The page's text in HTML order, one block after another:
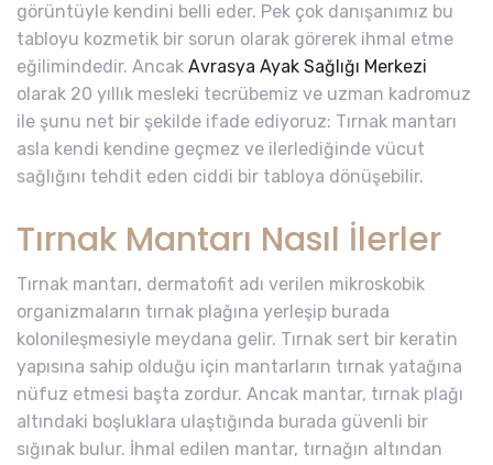
görüntüyle kendini belli eder. Pek çok danışanımız bu
tabloyu kozmetik bir sorun olarak görerek ihmal etme
eğilimindedir. Ancak Avrasya Ayak Sağlığı Merkezi
olarak 20 yıllık mesleki tecrübemiz ve uzman kadromuz
ile şunu net bir şekilde ifade ediyoruz: Tırnak mantarı
asla kendi kendine geçmez ve ilerlediğinde vücut
sağlığını tehdit eden ciddi bir tabloya dönüşebilir.
Tırnak Mantarı Nasıl İlerler
Tırnak mantarı, dermatofit adı verilen mikroskobik
organizmaların tırnak plağına yerleşip burada
kolonileşmesiyle meydana gelir. Tırnak sert bir keratin
yapısına sahip olduğu için mantarların tırnak yatağına
nüfuz etmesi başta zordur. Ancak mantar, tırnak plağı
altındaki boşluklara ulaştığında burada güvenli bir
sığınak bulur. İhmal edilen mantar, tırnağın altından